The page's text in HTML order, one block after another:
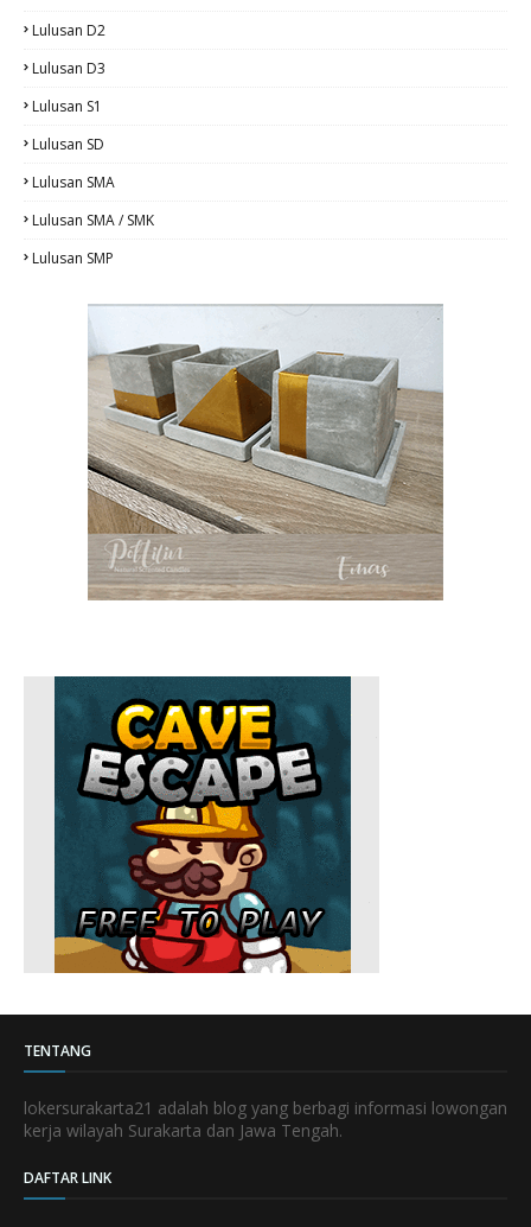
Lulusan D2
Lulusan D3
Lulusan S1
Lulusan SD
Lulusan SMA
Lulusan SMA / SMK
Lulusan SMP
TENTANG
lokersurakarta21 adalah blog yang berbagi informasi lowongan
kerja wilayah Surakarta dan Jawa Tengah.
DAFTAR LINK